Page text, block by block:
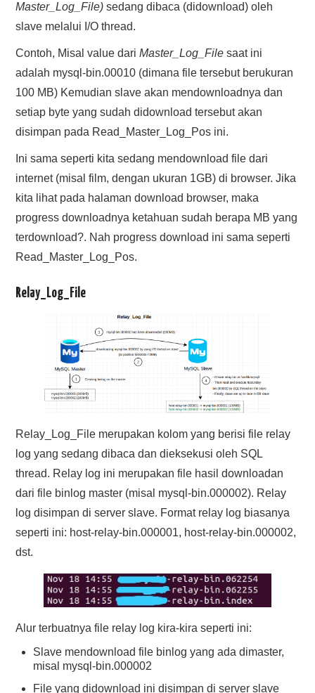
Master_Log_File) sedang dibaca (didownload) oleh
slave melalui I/O thread.
Contoh, Misal value dariMaster_Log_File saat ini
adalah mysql-bin.00010 (dimana file tersebut berukuran
100 MB) Kemudian slave akan mendownloadnya dan
setiap byte yang sudah didownload tersebut akan
disimpan pada Read_Master_Log_Pos ini.
Ini sama seperti kita sedang mendownload file dari
internet (misal film, dengan ukuran 1GB) di browser. Jika
kita lihat pada halaman download browser, maka
progress downloadnya ketahuan sudah berapa MB yang
terdownload?. Nah progress download ini sama seperti
Read_Master_Log_Pos.
Relay_Log_File
Relay_Log_File merupakan kolom yang berisi file relay
log yang sedang dibaca dan dieksekusi oleh SQL
thread. Relay log ini merupakan file hasil downloadan
dari file binlog master (misal mysql-bin.000002). Relay
log disimpan di server slave. Format relay log biasanya
seperti ini: host-relay-bin.000001, host-relay-bin.000002,
dst.
Alur terbuatnya file relay log kira-kira seperti ini:
Slave mendownload file binlog yang ada dimaster,
misal mysql-bin.000002
File yang didownload ini disimpan di server slave